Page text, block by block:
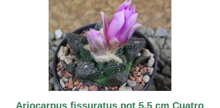
Ariocarpus fissuratus pot 5,5 cm Cuatro